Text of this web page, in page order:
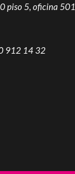
piso 5, oficina 501
912 14 32